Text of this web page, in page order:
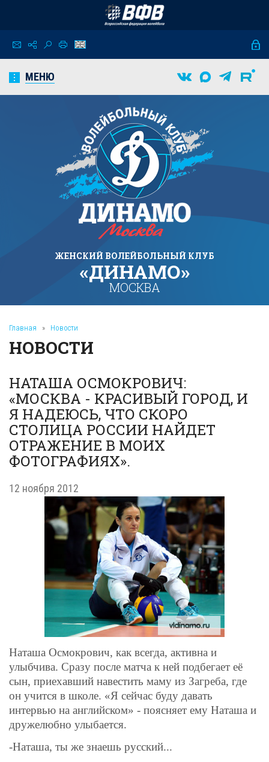
МЕНЮ
ЖЕНСКИЙ ВОЛЕЙБОЛЬНЫЙ КЛУБ
«ДИНАМО»
МОСКВА
Главная » Новости
НОВОСТИ
НАТАША ОСМОКРОВИЧ:
«МОСКВА - КРАСИВЫЙ ГОРОД, И
Я НАДЕЮСЬ, ЧТО СКОРО
СТОЛИЦА РОССИИ НАЙДЕТ
ОТРАЖЕНИЕ В МОИХ
ФОТОГРАФИЯХ».
12 ноября 2012
Наташа Осмокрович, как всегда, активна и
улыбчива. Сразу после матча к ней подбегает её
сын, приехавший навестить маму из Загреба, где
он учится в школе. «Я сейчас буду давать
интервью на английском» - поясняет ему Наташа и
дружелюбно улыбается.
-Наташа, ты же знаешь русский...